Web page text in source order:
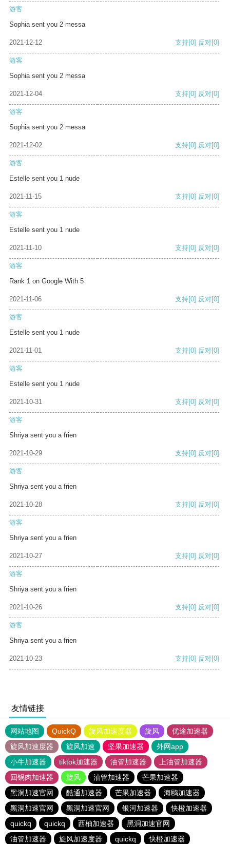
游客
Sophia sent you 2 messa
2021-12-12 支持[0] 反对[0]
游客
Sophia sent you 2 messa
2021-12-04 支持[0] 反对[0]
游客
Sophia sent you 2 messa
2021-12-02 支持[0] 反对[0]
游客
Estelle sent you 1 nude
2021-11-15 支持[0] 反对[0]
游客
Estelle sent you 1 nude
2021-11-10 支持[0] 反对[0]
游客
Rank 1 on Google With 5
2021-11-06 支持[0] 反对[0]
游客
Estelle sent you 1 nude
2021-11-01 支持[0] 反对[0]
游客
Estelle sent you 1 nude
2021-10-31 支持[0] 反对[0]
游客
Shriya sent you a frien
2021-10-29 支持[0] 反对[0]
游客
Shriya sent you a frien
2021-10-28 支持[0] 反对[0]
游客
Shriya sent you a frien
2021-10-27 支持[0] 反对[0]
游客
Shriya sent you a frien
2021-10-26 支持[0] 反对[0]
游客
Shriya sent you a frien
2021-10-23 支持[0] 反对[0]
友情链接
网站地图 QuickQ 旋风加速度器 旋风
优途加速器
旋风加速度器
旋风加速 坚果加速器
外网app
小牛加速器
tiktok加速器 油管加速器
上油管加速器
回锅肉加速器
旋风 油管加速器
芒果加速器
黑洞加速官网
酷通加速器 芒果加速器
海鸥加速器
黑洞加速官网
黑洞加速官网 银河加速器
快橙加速器
quickq
quickq 西柚加速器
黑洞加速官网
油管加速器
旋风加速度器 quickq 快橙加速器